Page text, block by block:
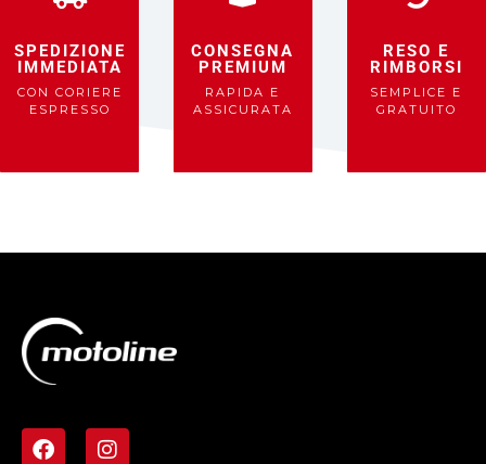
SPEDIZIONE
IMMEDIATA
CON CORIERE
ESPRESSO
CONSEGNA
PREMIUM
RAPIDA E
ASSICURATA
RESO E
RIMBORSI
SEMPLICE E
GRATUITO